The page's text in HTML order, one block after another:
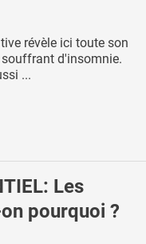
révèle ici toute son
d'insomnie.
...
Les
pourquoi ?